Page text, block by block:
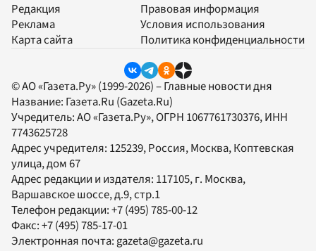
Редакция
Реклама
Карта сайта
Правовая информация
Условия использования
Политика конфиденциальности
© АО «Газета.Ру» (1999-2026) – Главные новости дня
Название: Газета.Ru (Gazeta.Ru)
Учредитель:АО «Газета.Ру», ОГРН 1067761730376, ИНН
7743625728
Адрес учредителя: 125239, Россия, Москва, Коптевская
улица, дом 67
Адрес редакции и издателя: 117105, г. Москва,
Варшавское шоссе, д.9, стр.1
Телефон редакции:+7 (495) 785-00-12
Факс:+7 (495) 785-17-01
Электронная почта:gazeta@gazeta.ru